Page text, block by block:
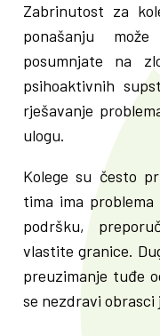
Zabrinutost za
ponašanju
posumnjate na
psihoaktivnih
rješavanje
ulogu.
Kolege su često
tima ima
podršku,
vlastite granice.
preuzimanje tuđe
se nezdravi obrasci